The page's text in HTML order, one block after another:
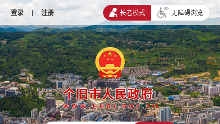
登录 | 注册 长者模式 无障碍浏览